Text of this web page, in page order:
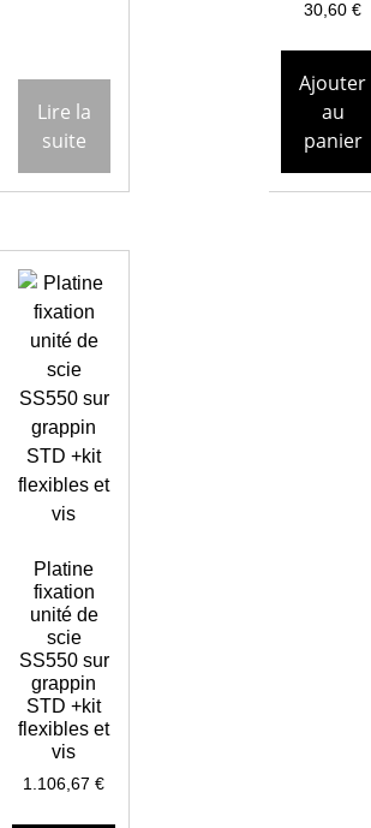
Lire la
suite
30,60€
Ajouter
au
panier
Platine
fixation
unité de
scie
SS550 sur
grappin
STD +kit
flexibles et
vis
1.106,67€